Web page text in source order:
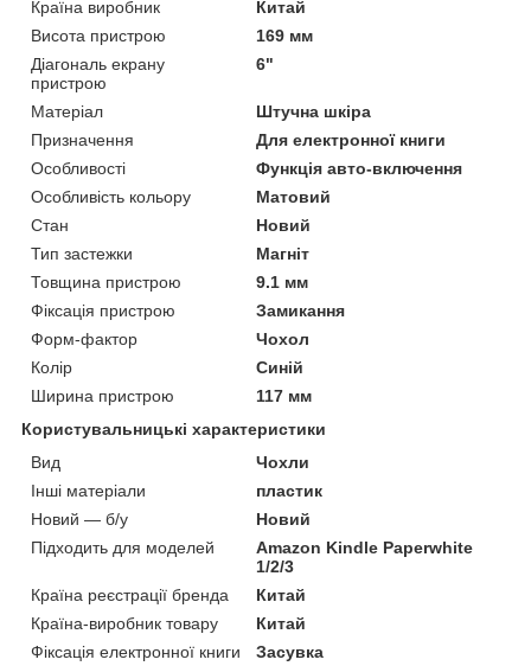
Країна виробник
Китай
Висота пристрою
169 мм
Діагональ екрану
пристрою
6"
Матеріал
Штучна шкіра
Призначення
Для електронної книги
Особливості
Функція авто-включення
Особливість кольору
Матовий
Стан
Новий
Тип застежки
Магніт
Товщина пристрою
9.1 мм
Фіксація пристрою
Замикання
Форм-фактор
Чохол
Колір
Синій
Ширина пристрою
117 мм
Користувальницькі характеристики
Вид
Чохли
Інші матеріали
пластик
Новий — б/у
Новий
Підходить для моделей
Amazon Kindle Paperwhite
1/2/3
Країна реєстрації бренда
Китай
Країна-виробник товару
Китай
Фіксація електронної книги
Засувка